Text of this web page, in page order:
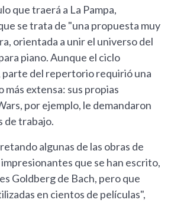
que traerá a La Pampa,
se trata de "una propuesta muy
orientada a unir el universo del
piano. Aunque el ciclo
parte del repertorio requirió una
más extensa: sus propias
por ejemplo, le demandaron
de trabajo.
algunas de las obras de
impresionantes que se han escrito,
Goldberg de Bach, pero que
en cientos de películas",